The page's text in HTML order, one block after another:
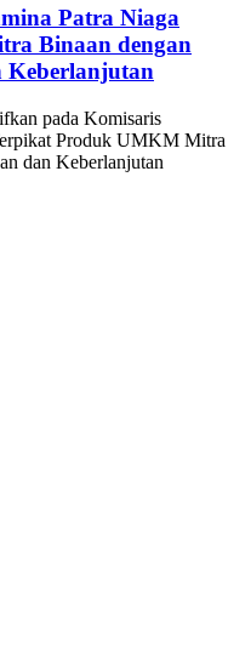
Patra Niaga
Binaan dengan
Keberlanjutan
pada Komisaris
Produk UMKM Mitra
dan Keberlanjutan